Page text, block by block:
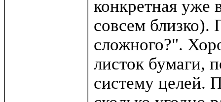
конкретная уже
совсем близко).
сложного?".
листок бумаги,
систему целей.